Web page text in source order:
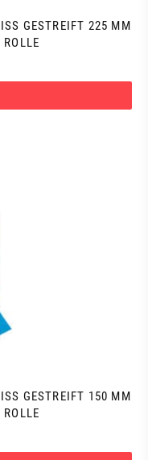
GESTREIFT 225 MM M
GESTREIFT 150 MM M